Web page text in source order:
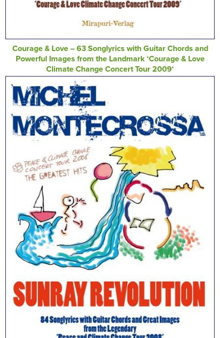
Courage & Love – 63 Songlyrics with Guitar Chords and
Powerful Images from the Landmark ‘Courage & Love
Climate Change Concert Tour 2009‘